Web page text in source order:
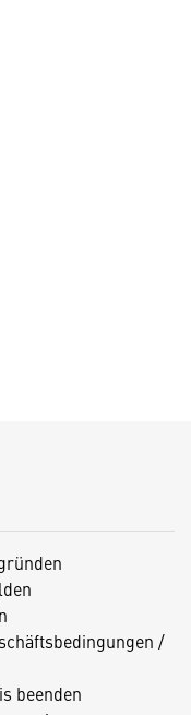
/
beenden